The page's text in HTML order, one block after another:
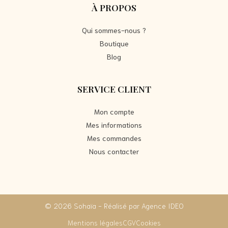
À PROPOS
Qui sommes-nous ?
Boutique
Blog
SERVICE CLIENT
Mon compte
Mes informations
Mes commandes
Nous contacter
© 2026 Sohaïa - Réalisé par Agence IDEO
Mentions légalesCGVCookies